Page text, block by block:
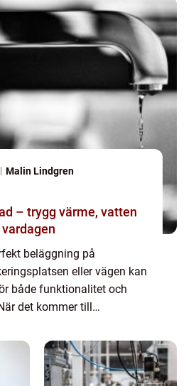
Malin Lindgren
– trygg värme, vatten
beläggning på
eller vägen kan
både funktionalitet och
det kommer till